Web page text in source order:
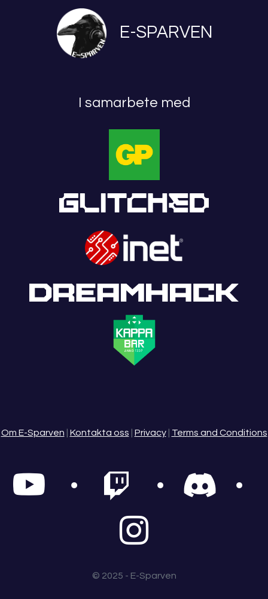
E-SPARVEN
I samarbete med
Om E-Sparven Kontakta oss Privacy| Terms and Conditions
© 2025 - E-Sparven